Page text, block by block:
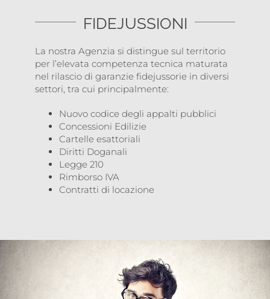
FIDEJUSSIONI
La nostra Agenzia si distingue sul territorio
per l’elevata competenza tecnica maturata
nel rilascio di garanzie fidejussorie in diversi
settori, tra cui principalmente:
Nuovo codice degli appalti pubblici
Concessioni Edilizie
Cartelle esattoriali
Diritti Doganali
Legge 210
Rimborso IVA
Contratti di locazione